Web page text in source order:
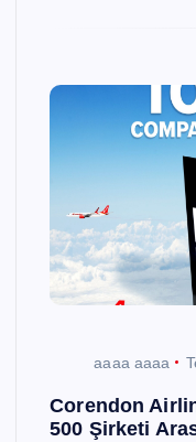
aaaa aaaa
Corendon
500 Şirketi